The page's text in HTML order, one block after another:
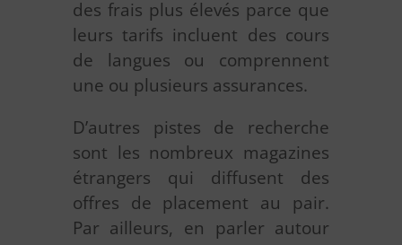
des frais plus élevés parce que
leurs tarifs incluent des cours
de langues ou comprennent
une ou plusieurs assurances.
D’autres pistes de recherche
sont les nombreux magazines
étrangers qui diffusent des
offres de placement au pair.
Par ailleurs, en parler autour